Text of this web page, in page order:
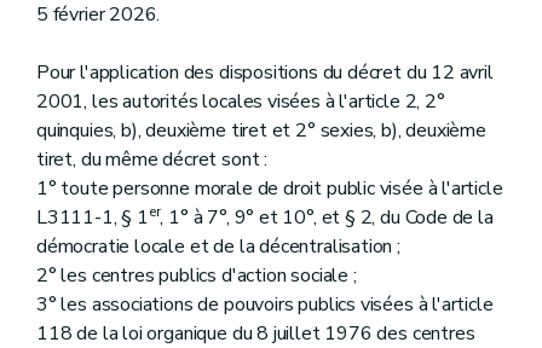
5 février 2026.
Pour l'application des dispositions du décret du 12 avril
2001, les autorités locales visées à l'article 2, 2°
quinquies, b), deuxième tiret et 2° sexies, b), deuxième
tiret, du même décret sont :
1° toute personne morale de droit public visée à l'article
L3111-1, § 1er, 1° à 7°, 9° et 10°, et § 2, du Code de la
démocratie locale et de la décentralisation ;
2° les centres publics d'action sociale ;
3° les associations de pouvoirs publics visées à l'article
118 de la loi organique du 8 juillet 1976 des centres